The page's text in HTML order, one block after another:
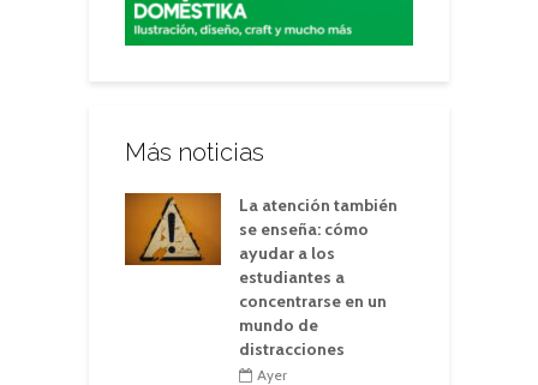
Más noticias
La atención también
se enseña: cómo
ayudar a los
estudiantes a
concentrarse en un
mundo de
distracciones
Ayer